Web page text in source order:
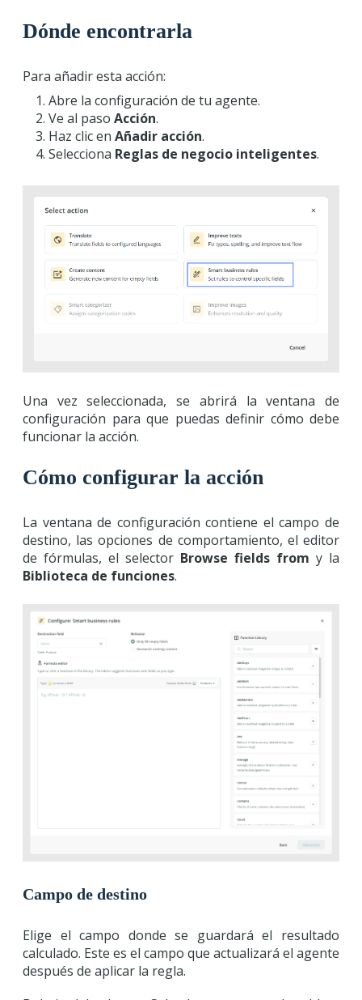
Dónde encontrarla
Para añadir esta acción:
Abre la configuración de tu agente.
Ve al paso Acción.
Haz clic en Añadir acción.
Selecciona Reglas de negocio inteligentes.
Una vez seleccionada, se abrirá la ventana de
configuración para que puedas definir cómo debe
funcionar la acción.
Cómo configurar la acción
La ventana de configuración contiene el campo de
destino, las opciones de comportamiento, el editor
de fórmulas, el selector Browse fields from y la
Biblioteca de funciones.
Campo de destino
Elige el campo donde se guardará el resultado
calculado. Este es el campo que actualizará el agente
después de aplicar la regla.